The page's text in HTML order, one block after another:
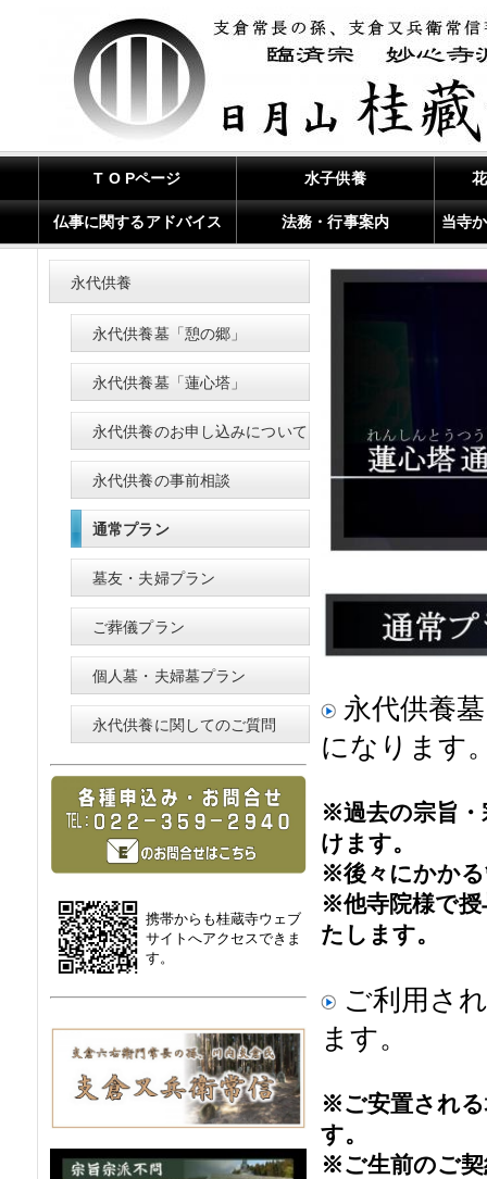
T O Pページ 水子供養
仏事に関するアドバイス 法務・行事案内 当寺
永代供養
になります
※過去の宗旨
けます。
※後々にかか
※他寺院様で授
たします。
ご利用さ
ます。
※ご安置される
す。
※ご生前のご契
永代供養
永代供養墓「憩の郷」
永代供養墓「蓮心塔」
永代供養のお申し込みについて
永代供養の事前相談
通常プラン
墓友・夫婦プラン
ご葬儀プラン
個人墓・夫婦墓プラン
永代供養に関してのご質問
携帯からも桂蔵寺ウェブ
サイトへアクセスできま
す。